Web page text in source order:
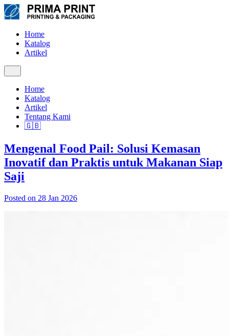
Home
Katalog
Artikel
Home
Katalog
Artikel
Tentang Kami
🇬🇧
Mengenal Food Pail: Solusi Kemasan
Inovatif dan Praktis untuk Makanan Siap
Saji
Posted on 28 Jan 2026